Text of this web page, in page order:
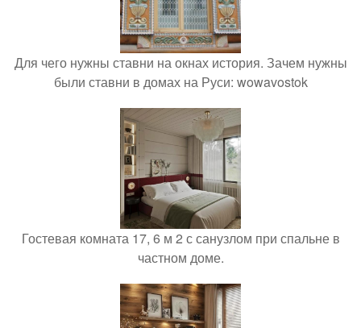
Для чего нужны ставни на окнах история. Зачем нужны
были ставни в домах на Руси: wowavostok
Гостевая комната 17, 6 м 2 с санузлом при спальне в
частном доме.